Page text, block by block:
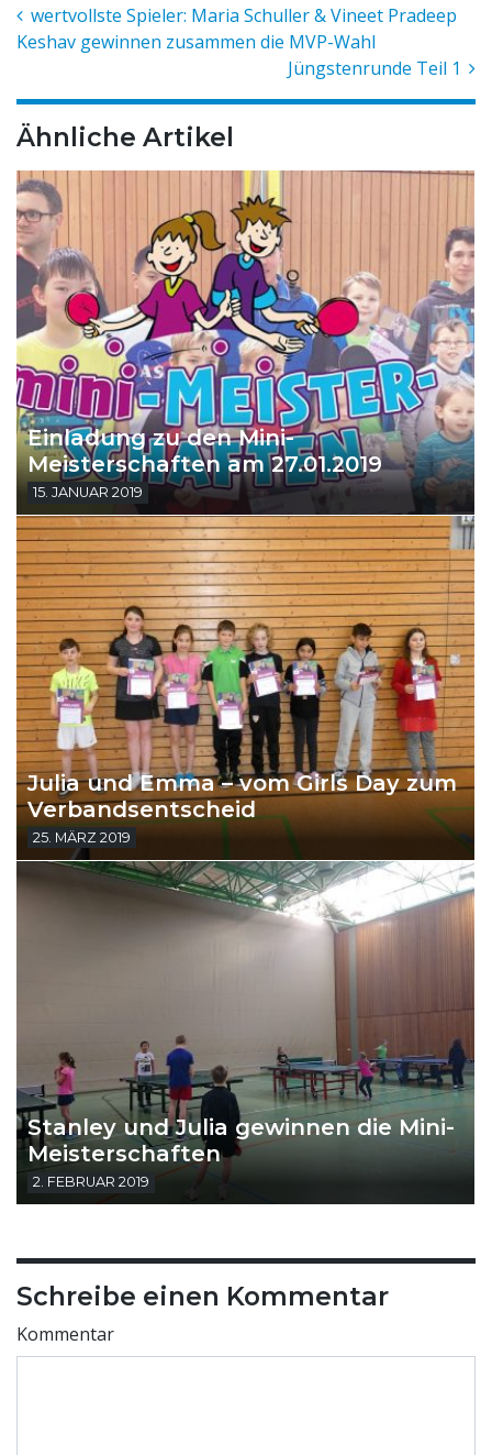
wertvollste Spieler: Maria Schuller & Vineet Pradeep
Keshav gewinnen zusammen die MVP-Wahl
Jüngstenrunde Teil 1
Ähnliche Artikel
Einladung zu den Mini-
Meisterschaften am 27.01.2019
15. JANUAR 2019
Julia und Emma – vom Girls Day zum
Verbandsentscheid
25. MÄRZ 2019
Stanley und Julia gewinnen die Mini-
Meisterschaften
2. FEBRUAR 2019
Schreibe einen Kommentar
Kommentar